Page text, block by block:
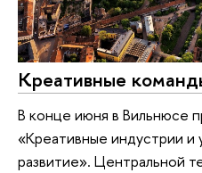
Креативные
В конце июня в Вильнюсе
«Креативные индустрии и
развитие». Центральной